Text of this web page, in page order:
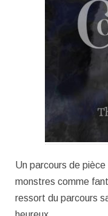
Un parcours de
monstres comme
ressort du parcours